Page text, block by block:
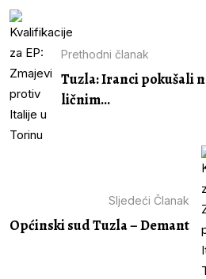
Prethodni članak
Tuzla: Iranci pokušali
ličnim...
Sljedeći Članak
Općinski sud Tuzla – Demant